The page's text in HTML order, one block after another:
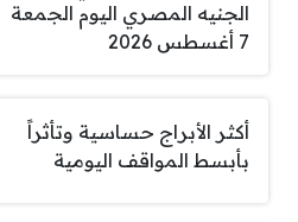
الجنيه المصري اليوم الجمعة
7 أغسطس 2026
أكثر الأبراج حساسية وتأثراً
بأبسط المواقف اليومية